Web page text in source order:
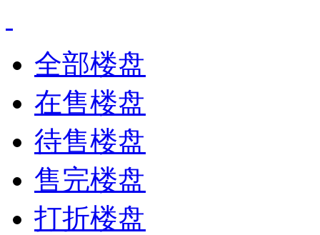
全部楼盘
在售楼盘
待售楼盘
售完楼盘
打折楼盘